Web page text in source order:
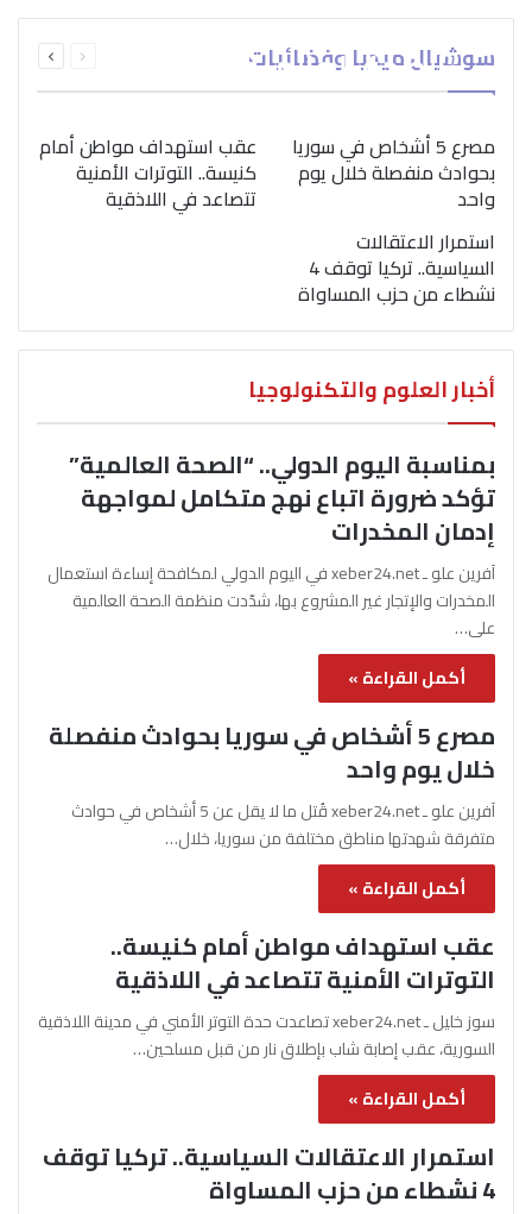
سوشيال ميديا وفضائيات الصفحةالصفحة
بمناسبة اليوم الدولي..
“الصحة العالمية” تؤكد
ضرورة اتباع نهج متكامل
لمواجهة إدمان المخدرات
مصرع 5 أشخاص في سوريا
بحوادث منفصلة خلال يوم
واحد
عقب استهداف مواطن أمام
كنيسة.. التوترات الأمنية
تتصاعد في اللاذقية
استمرار الاعتقالات
السياسية.. تركيا توقف 4
نشطاء من حزب المساواة
أخبار العلوم والتكنولوجيا
بمناسبة اليوم الدولي.. “الصحة العالمية”
تؤكد ضرورة اتباع نهج متكامل لمواجهة
إدمان المخدرات
آفرين علو ـ xeber24.net في اليوم الدولي لمكافحة إساءة استعمال
المخدرات والإتجار غير المشروع بها، شدّدت منظمة الصحة العالمية
على…
أكمل القراءة »
مصرع 5 أشخاص في سوريا بحوادث منفصلة
خلال يوم واحد
آفرين علو ـ xeber24.net قُتل ما لا يقل عن 5 أشخاص في حوادث
متفرقة شهدتها مناطق مختلفة من سوريا، خلال…
أكمل القراءة »
عقب استهداف مواطن أمام كنيسة..
التوترات الأمنية تتصاعد في اللاذقية
سوز خليل ـ xeber24.net تصاعدت حدة التوتر الأمني في مدينة اللاذقية
السورية، عقب إصابة شاب بإطلاق نار من قبل مسلحين…
أكمل القراءة »
استمرار الاعتقالات السياسية.. تركيا توقف
4 نشطاء من حزب المساواة